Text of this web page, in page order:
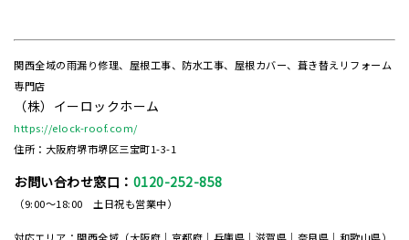
関西全域の雨漏り修理、屋根工事、防水工事、屋根カバー、葺き替えリフォーム
専門店
（株）イーロックホーム
https://elock-roof.com/
住所：大阪府堺市堺区三宝町1-3-1
お問い合わせ窓口： 0120-252-858
（9:00～18:00 土日祝も営業中）